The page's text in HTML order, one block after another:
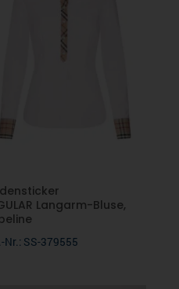
Langarm-Bluse,
Nr.: SS-379555